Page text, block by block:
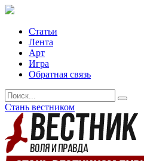
Статьи
Лента
Арт
Игра
Обратная связь
Стань вестником